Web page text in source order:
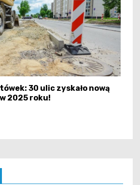
30 ulic zyskało nową
2025 roku!